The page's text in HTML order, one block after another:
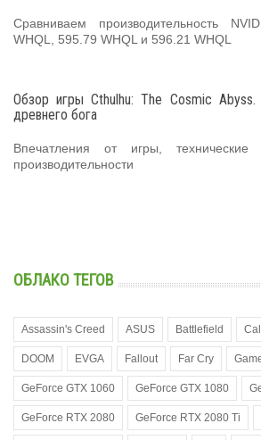
Сравниваем производительность
WHQL, 595.79 WHQL и 596.21 WHQL
Обзор игры Cthulhu: The Cosmic Abyss.
древнего бога
Впечатления от игры,
производительности
ОБЛАКО ТЕГОВ
Assassin's Creed ASUS Battlefield
DOOM EVGA Fallout Far Cry
GeForce GTX 1060 GeForce GTX 1080
GeForce RTX 2080 GeForce RTX 2080 Ti